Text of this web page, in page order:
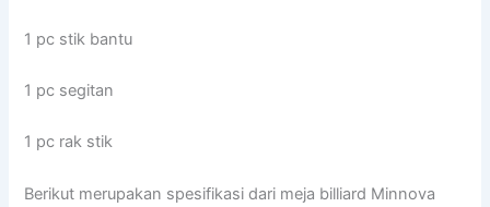
1 pc stik bantu
1 pc segitan
1 pc rak stik
Berikut merupakan spesifikasi dari meja billiard Minnova